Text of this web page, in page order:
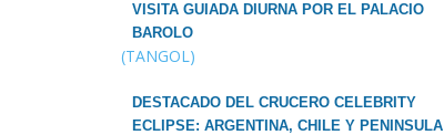
VISITA GUIADA DIURNA POR EL PALACIO
BAROLO
(TANGOL)
DESTACADO DEL CRUCERO CELEBRITY
ECLIPSE: ARGENTINA, CHILE Y PENINSULA